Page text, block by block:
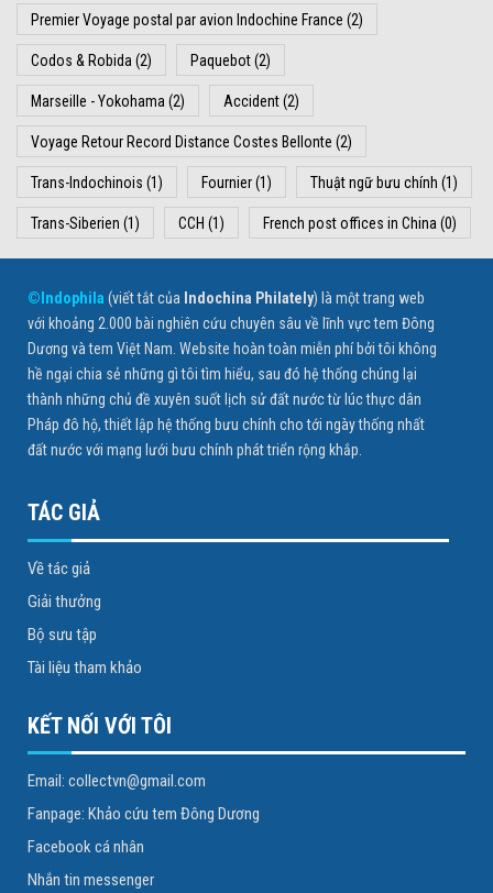
Premier Voyage postal par avion Indochine France (2)
Codos & Robida (2) Paquebot(2)
Marseille - Yokohama (2) Accident(2)
Voyage Retour Record Distance Costes Bellonte (2)
Trans-Indochinois (1) Fournier(1) Thuật ngữ bưu chính (1)
Trans-Siberien (1) CCH (1) French post offices in China (0)
©Indophila (viết tắt của Indochina Philately) là một trang web
với khoảng 2.000 bài nghiên cứu chuyên sâu về lĩnh vực tem Đông
Dương và tem Việt Nam. Website hoàn toàn miễn phí bởi tôi không
hề ngại chia sẻ những gì tôi tìm hiểu, sau đó hệ thống chúng lại
thành những chủ đề xuyên suốt lịch sử đất nước từ lúc thực dân
Pháp đô hộ, thiết lập hệ thống bưu chính cho tới ngày thống nhất
đất nước với mạng lưới bưu chính phát triển rộng khắp.
TÁC GIẢ
Về tác giả
Giải thưởng
Bộ sưu tập
Tài liệu tham khảo
KẾT NỐI VỚI TÔI
Email: collectvn@gmail.com
Fanpage: Khảo cứu tem Đông Dương
Facebook cá nhân
Nhắn tin messenger